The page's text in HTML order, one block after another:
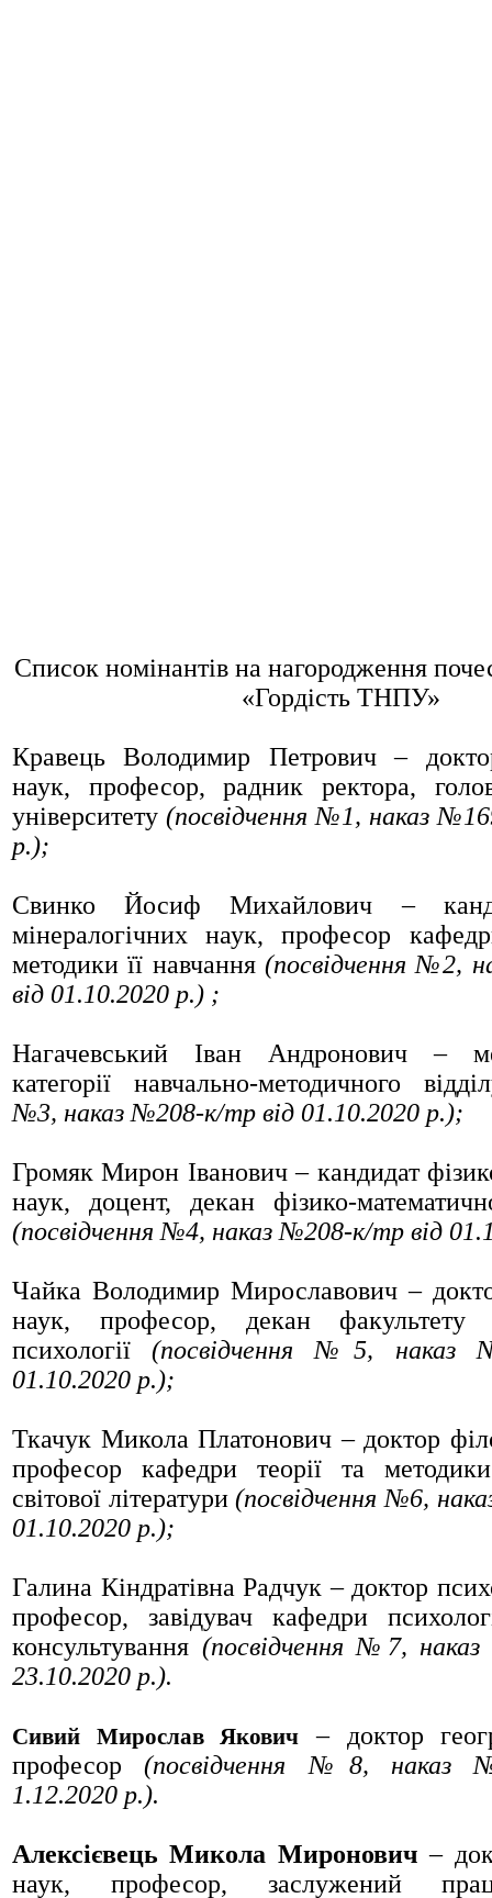
Список номінантів на нагородження
«Гордість ТНПУ»
Кравець Володимир Петрович–
наук, професор, радник ректора,
університету (посвідчення №1, наказ
р.);
Свинко Йосиф Михайлович –
мінералогічних наук, професор
методики її навчання (посвідчення №2,
від 01.10.2020 р.) ;
Нагачевський Іван Андронович –
категорії навчально-методичного
№3, наказ №208-к/тр від 01.10.2020 р.);
Громяк Мирон Іванович– кандидат
наук, доцент, декан фізико-
(посвідчення №4, наказ №208-к/тр від
Чайка Володимир Мирославович –
наук, професор, декан факультету
психології(посвідчення №5, наказ
01.10.2020 р.);
Ткачук Микола Платонович – доктор
професор кафедри теорії та
світової літератури(посвідчення №6,
01.10.2020 р.);
Галина Кіндратівна Радчук – доктор
професор, завідувач кафедри
консультування (посвідчення №7,
23.10.2020 р.).
Сивий Мирослав Якович – доктор
професор (посвідчення №8, наказ
1.12.2020 р.).
Алексієвець Микола Миронович –
наук, професор, заслужений